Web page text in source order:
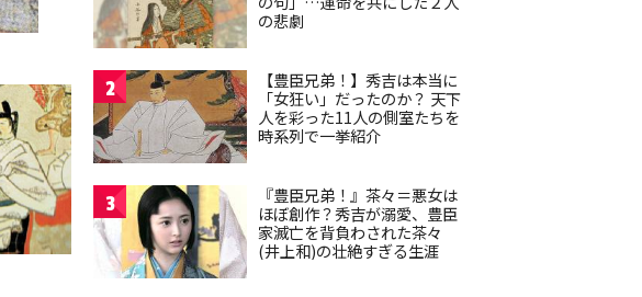
の悲劇
2
【豊臣兄弟！】秀吉は本当に
「女狂い」だったのか？ 天下
人を彩った11人の側室たちを
時系列で一挙紹介
3
『豊臣兄弟！』茶々＝悪女は
ほぼ創作？秀吉が溺愛、豊臣
家滅亡を背負わされた茶々
(井上和)の壮絶すぎる生涯